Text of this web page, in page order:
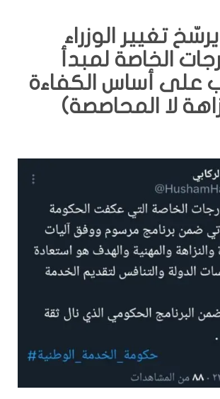
تغيير الوزراء
الخاصة لمبدأ
على أساس الكفاءة
لا المحاصصة)